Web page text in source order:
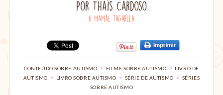
Por Thaís Cardoso
A mamãe tagarela
Compartilhe:
Compartilhe
no
Google+
(abre
em
Clique
para
compartilhar
no
Pinterest(abre
Clique
esse
TAGS:
CONTEÚDO SOBRE AUTISMO, FILME SOBRE AUTISMO,
LIVRO DE
AUTISMO, LIVRO SOBRE AUTISMO, SÉRIE DE AUTISMO,
SÉRIES
SOBRE AUTISMO